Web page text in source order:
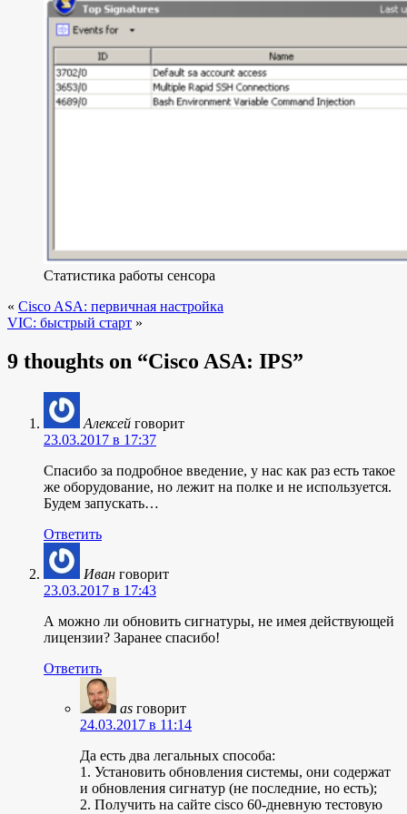
Статистика работы сенсора
« Cisco ASA: первичная настройка
VIC: быстрый старт »
9 thoughts on “Cisco ASA: IPS”
Алексей говорит
23.03.2017 в 17:37
Спасибо за подробное введение, у нас как раз есть такое
же оборудование, но лежит на полке и не используется.
Будем запускать…
Ответить
Иван говорит
23.03.2017 в 17:43
А можно ли обновить сигнатуры, не имея действующей
лицензии? Заранее спасибо!
Ответить
as говорит
24.03.2017 в 11:14
Да есть два легальных способа:
1. Установить обновления системы, они содержат
и обновления сигнатур (не последние, но есть);
2. Получить на сайте cisco 60-дневную тестовую